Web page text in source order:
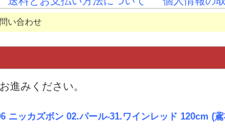
い合わせ
進みください。
ニッカズボン 02.パール-31.ワインレッド 120cm (